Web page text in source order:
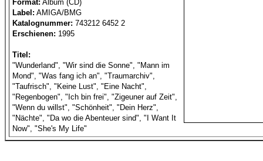
Format: Album (CD)
Label: AMIGA/BMG
Katalognummer: 743212 6452 2
Erschienen: 1995
Titel:
"Wunderland", "Wir sind die Sonne", "Mann im
Mond", "Was fang ich an", "Traumarchiv",
"Taufrisch", "Keine Lust", "Eine Nacht",
"Regenbogen", "Ich bin frei", "Zigeuner auf Zeit",
"Wenn du willst", "Schönheit", "Dein Herz",
"Nächte", "Da wo die Abenteuer sind", "I Want It
Now", "She's My Life"